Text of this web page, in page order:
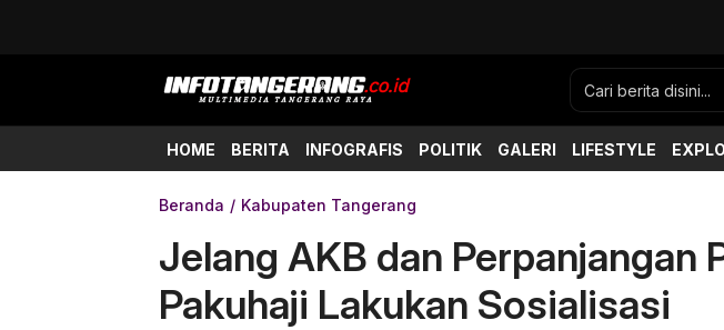
HOME BERITA INFOGRAFIS POLITIK GALERI LIFESTYLE
Beranda Kabupaten Tangerang
Jelang AKB dan Perpanjangan
Pakuhaji Lakukan Sosialisasi